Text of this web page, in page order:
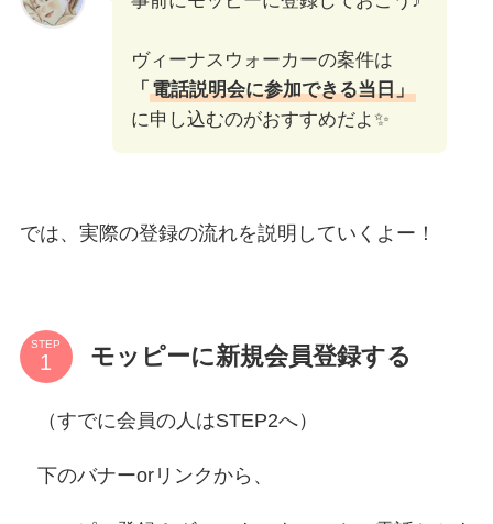
ヴィーナスウォーカーの案件は
「 電話説明会に参加できる当日」
に申し込むのがおすすめだよ✨
では、実際の登録の流れを説明していくよー！
STEP モッピーに新規会員登録する
（すでに会員の人はSTEP2へ）
下のバナーorリンクから、